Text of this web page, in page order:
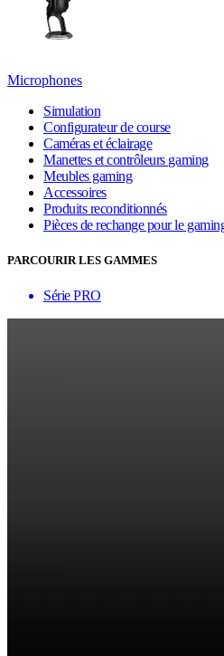
Microphones
Simulation
Configurateur de course
Caméras et éclairage
Manettes et contrôleurs gaming
Meubles gaming
Accessoires
Produits reconditionnés
Pièces de rechange pour le
PARCOURIR LES GAMMES
Série PRO